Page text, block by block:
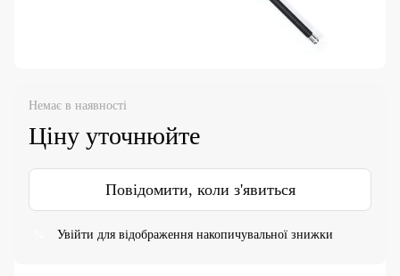
Немає в наявності
Ціну уточнюйте
Повідомити, коли з'явиться
Увійти для відображення накопичувальної знижки